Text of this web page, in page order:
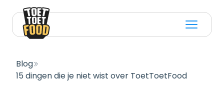
Open
Blog
15 dingen die je niet wist over ToetToetFood